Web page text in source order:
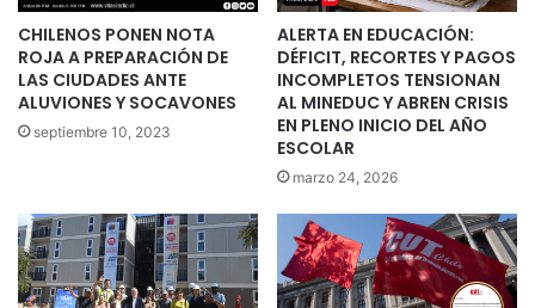
CHILENOS PONEN NOTA
ROJA A PREPARACIÓN DE
LAS CIUDADES ANTE
ALUVIONES Y SOCAVONES
septiembre 10, 2023
ALERTA EN EDUCACIÓN:
DÉFICIT, RECORTES Y PAGOS
INCOMPLETOS TENSIONAN
AL MINEDUC Y ABREN CRISIS
EN PLENO INICIO DEL AÑO
ESCOLAR
marzo 24, 2026